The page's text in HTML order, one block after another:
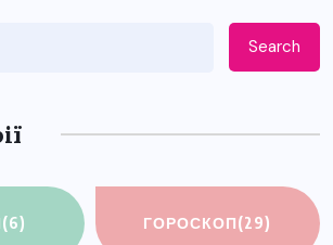
Search
(6) ГОРОСКОП(29)